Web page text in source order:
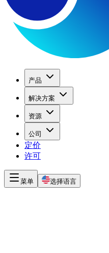
产品
解决方案
资源
公司
定价
许可
菜单 选择语言